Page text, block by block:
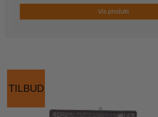
Vis produkt
TILBUD